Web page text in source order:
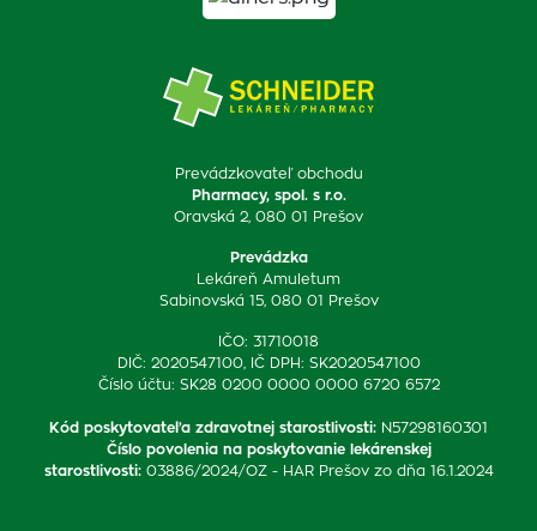
Prevádzkovateľ obchodu
Pharmacy, spol. s r.o.
Oravská 2, 080 01 Prešov
Prevádzka
Lekáreň Amuletum
Sabinovská 15, 080 01 Prešov
IČO: 31710018
DIČ: 2020547100, IČ DPH: SK2020547100
Číslo účtu: SK28 0200 0000 0000 6720 6572
Kód poskytovateľa zdravotnej starostlivosti: N57298160301
Číslo povolenia na poskytovanie lekárenskej
starostlivosti: 03886/2024/OZ - HAR Prešov zo dňa 16.1.2024